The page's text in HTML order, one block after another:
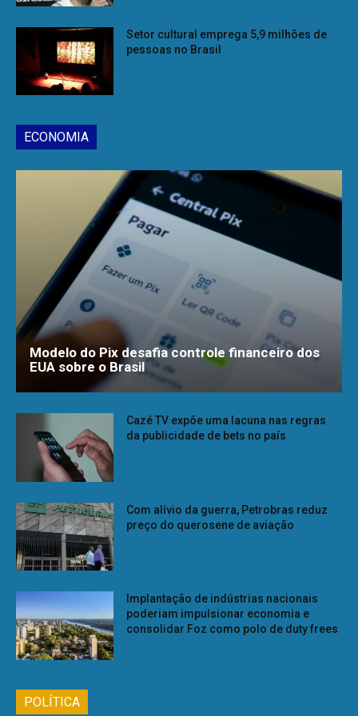
Setor cultural emprega 5,9 milhões de
pessoas no Brasil
ECONOMIA
Modelo do Pix desafia controle financeiro dos
EUA sobre o Brasil
Cazé TV expõe uma lacuna nas regras
da publicidade de bets no país
Com alívio da guerra, Petrobras reduz
preço do querosene de aviação
Implantação de indústrias nacionais
poderiam impulsionar economia e
consolidar Foz como polo de duty frees
POLÍTICA